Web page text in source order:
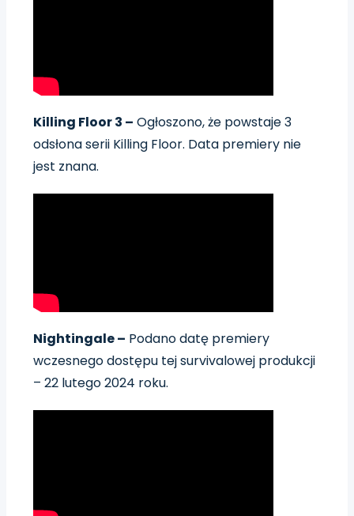
Killing Floor 3 – Ogłoszono, że powstaje 3
odsłona serii Killing Floor. Data premiery nie
jest znana.
Nightingale – Podano datę premiery
wczesnego dostępu tej survivalowej produkcji
– 22 lutego 2024 roku.